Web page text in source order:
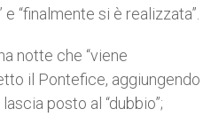
“finalmente si è realizzata”.
notte che “viene
il Pontefice, aggiungendo
posto al “dubbio”;